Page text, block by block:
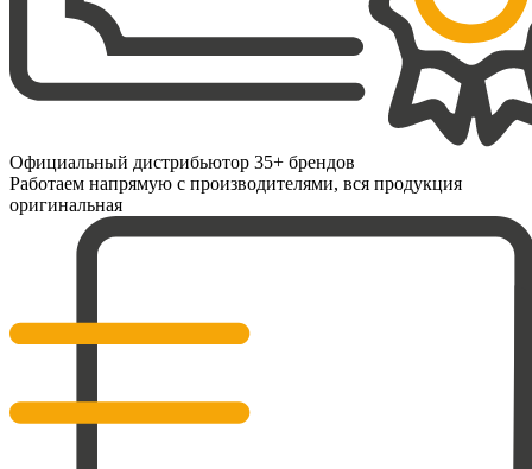
Официальный дистрибьютор 35+ брендов
Работаем напрямую с производителями, вся продукция
оригинальная